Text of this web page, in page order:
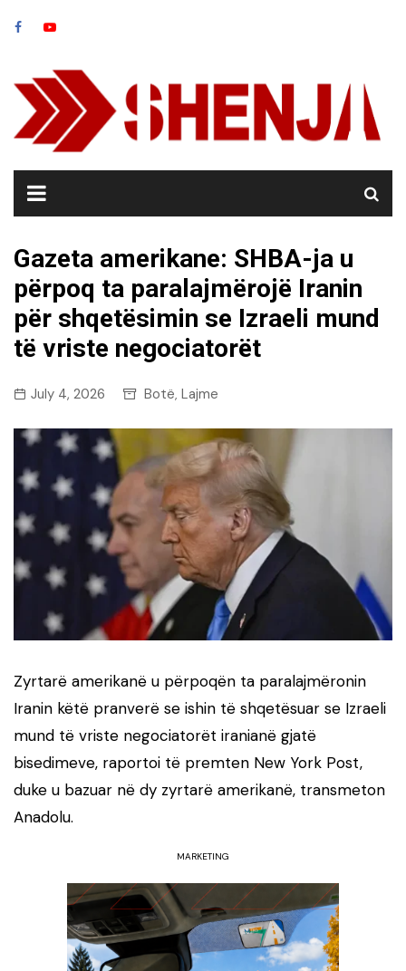
Gazeta amerikane: SHBA-ja u
përpoq ta paralajmërojë Iranin
për shqetësimin se Izraeli mund
të vriste negociatorët
July 4, 2026 Botë, Lajme
Zyrtarë amerikanë u përpoqën ta paralajmëronin
Iranin këtë pranverë se ishin të shqetësuar se Izraeli
mund të vriste negociatorët iranianë gjatë
bisedimeve, raportoi të premten New York Post,
duke u bazuar në dy zyrtarë amerikanë, transmeton
Anadolu.
MARKETING